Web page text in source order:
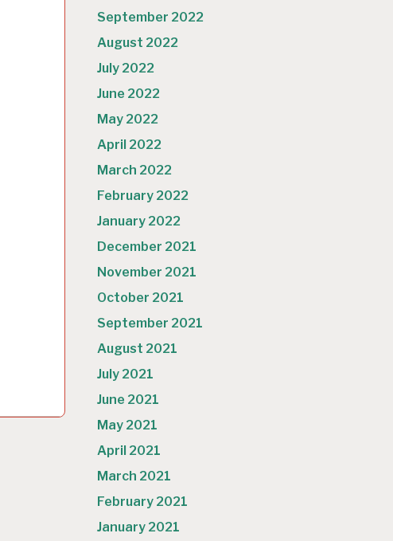
September 2022
August 2022
July 2022
June 2022
May 2022
April 2022
March 2022
February 2022
January 2022
December 2021
November 2021
October 2021
September 2021
August 2021
July 2021
June 2021
May 2021
April 2021
March 2021
February 2021
January 2021